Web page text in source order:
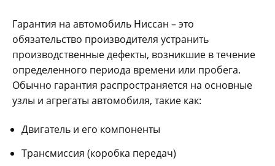
Гарантия на автомобиль Ниссан – это
обязательство производителя устранить
производственные дефекты‚ возникшие в течение
определенного периода времени или пробега.
Обычно гарантия распространяется на основные
узлы и агрегаты автомобиля‚ такие как:
Двигатель и его компоненты
Трансмиссия (коробка передач)